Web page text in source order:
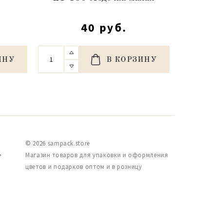
40 руб.
В КОРЗИНУ
© 2026 sampack.store
Магазин товаров для упаковки и оформления
цветов и подарков оптом и в розницу